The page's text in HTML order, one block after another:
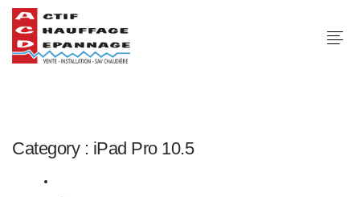
Category : iPad Pro 10.5